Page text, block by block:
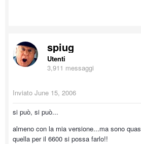
spiug
Utenti
3,911 messaggi
Inviato June 15, 2006
si può, si può...
almeno con la mia versione...ma sono
quella per il 6600 si possa farlo!!